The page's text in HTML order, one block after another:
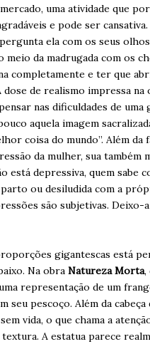
uma atividade que
e pode ser cansativa.
ela com os seus
meio da madrugada com os
completamente e ter que
dose de realismo impressa na
nas dificuldades de uma
aquela imagem
coisa do mundo”. Além da
da mulher, sua também
está depressiva, quem sabe
ou desiludida com a
são subjetivas. Deixo-
gigantescas está
Na obra Natureza Morta,
representação de um
seu pescoço. Além da cabeça
vida, o que chama a
A estatua parece